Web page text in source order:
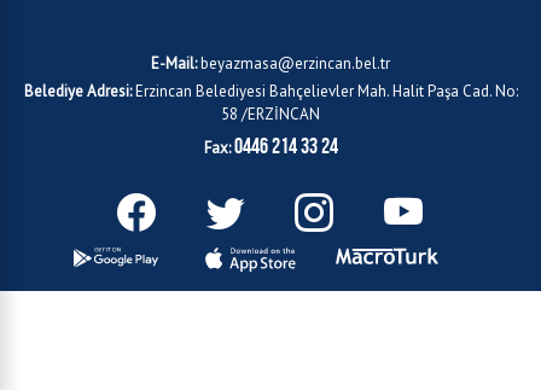
E-Mail:beyazmasa@erzincan.bel.tr
Belediye Adresi:Erzincan Belediyesi Bahçelievler Mah. Halit Paşa Cad. No:
58 /ERZİNCAN
Fax:0446 214 33 24